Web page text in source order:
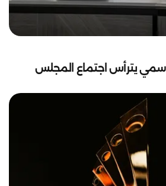
يترأس اجتماع المجلس